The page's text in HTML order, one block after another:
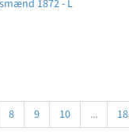
1872 - L
8 9 10 ...